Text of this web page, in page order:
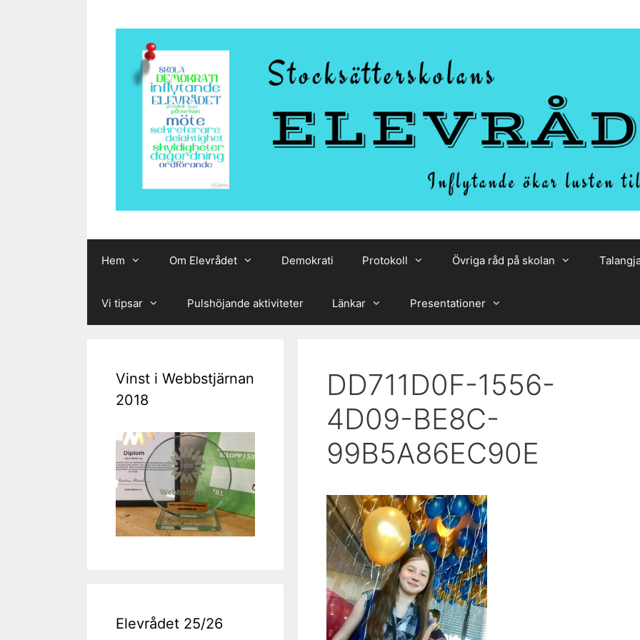
Hem Om Elevrådet Demokrati Protokoll Övriga råd på skolan
Vi tipsar Pulshöjande aktiviteter Länkar Presentationer
DD711D0F-1556-
4D09-BE8C-
99B5A86EC90E
Vinst i Webbstjärnan
2018
Elevrådet 25/26